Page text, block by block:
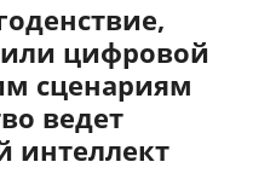
цифровой
сценариям
ведет
интеллект